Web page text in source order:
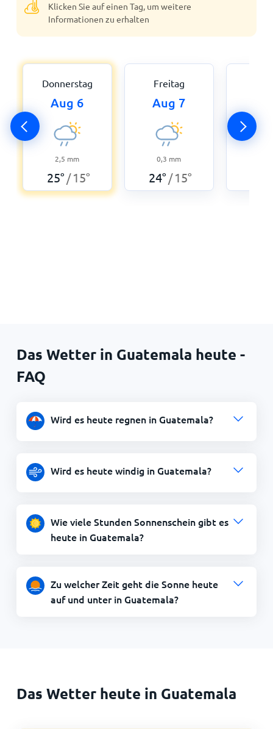
Klicken Sie auf einen Tag, um weitere
Informationen zu erhalten
Donnerstag
Aug 6
2,5 mm
25° /15°
Freitag
Aug 7
0,3 mm
24° /15°
Das Wetter in Guatemala heute -
FAQ
Wird es heute regnen in Guatemala?
Wird es heute windig in Guatemala?
Wie viele Stunden Sonnenschein gibt es
heute in Guatemala?
Zu welcher Zeit geht die Sonne heute
auf und unter in Guatemala?
Das Wetter heute in Guatemala